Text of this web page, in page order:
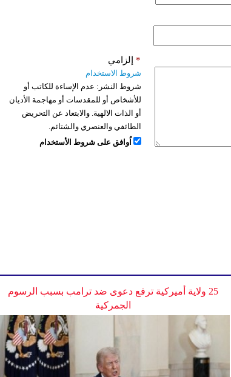
إلزامي *
شروط الاستخدام
شروط النشر: عدم الإساءة للكاتب أو
للأشخاص أو للمقدسات أو مهاجمة الأديان
أو الذات الالهية. والابتعاد عن التحريض
الطائفي والعنصري والشتائم.
اُوافق على شروط الأستخدام
25 ولاية أميركية ترفع دعوى ضد ترامب بسبب الرسوم
الجمركية